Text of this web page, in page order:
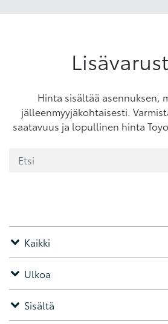
Hinta sisältää asennuksen,
jälleenmyyjäkohtaisesti.
saatavuus ja lopullinen hinta
Kaikki
Ulkoa
Sisältä